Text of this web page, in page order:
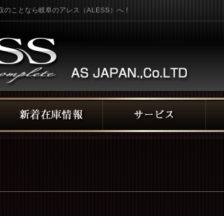
ことなら岐阜のアレス（ALESS）へ！